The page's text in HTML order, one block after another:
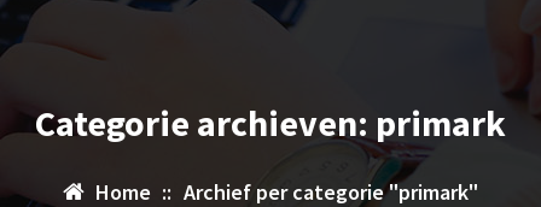
Categorie archieven: primark
Home :: Archief per categorie "primark"